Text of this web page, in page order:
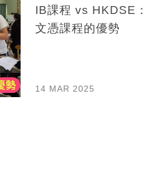
IB課程 vs HKDSE
文憑課程的優勢
14 MAR 2025